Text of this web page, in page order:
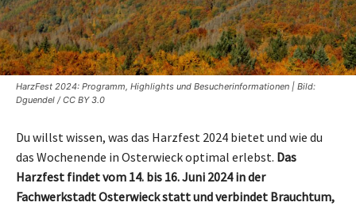
HarzFest 2024: Programm, Highlights und Besucherinformationen | Bild:
Dguendel / CC BY 3.0
Du willst wissen, was das Harzfest 2024 bietet und wie du
das Wochenende in Osterwieck optimal erlebst. Das
Harzfest findet vom 14. bis 16. Juni 2024 in der
Fachwerkstadt Osterwieck statt und verbindet Brauchtum,